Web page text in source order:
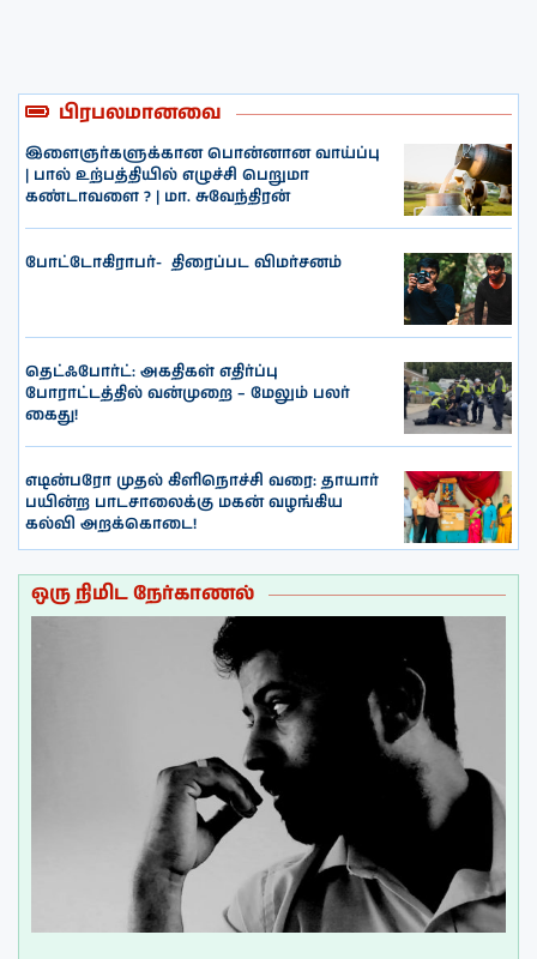
பிரபலமானவை
இளைஞர்களுக்கான பொன்னான வாய்ப்பு
| பால் உற்பத்தியில் எழுச்சி பெறுமா
கண்டாவளை ? | மா. சுவேந்திரன்
போட்டோகிராபர்- ‌ திரைப்பட விமர்சனம்
தெட்ஃபோர்ட்: அகதிகள் எதிர்ப்பு
போராட்டத்தில் வன்முறை – மேலும் பலர்
கைது!
எடின்பரோ முதல் கிளிநொச்சி வரை: தாயார்
பயின்ற பாடசாலைக்கு மகன் வழங்கிய
கல்வி அறக்கொடை!
ஒரு நிமிட நேர்காணல்